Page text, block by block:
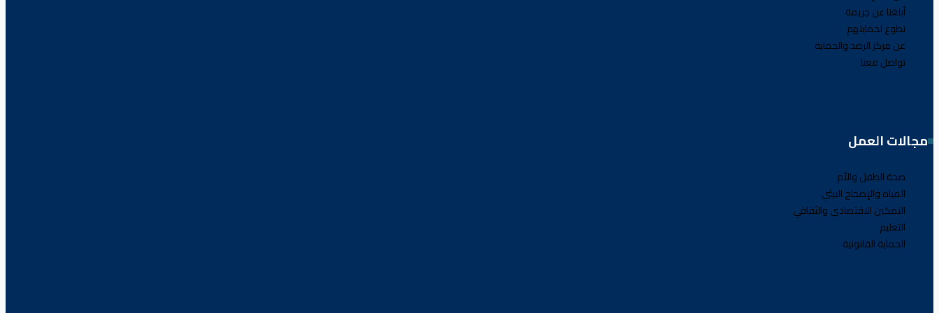
أبلغنا عن جريمة
تطوع لحمايتهم
عن مركز الرصد والحماية
تواصل معنا
مجالات العمل
صحة الطفل والأم
المياه والإصحاح البيئي
التمكين الاقتصادي والثقافي
التعليم
الحماية القانونية